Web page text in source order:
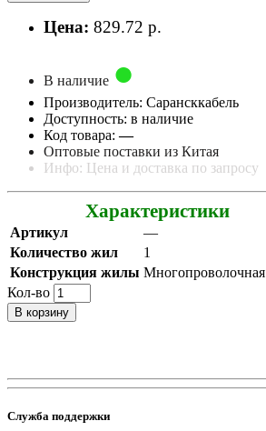
Цена: 829.72 р.
В наличие
Производитель: Сарансккабель
Доступность: в наличие
Код товара:—
Оптовые поставки из Китая
Инфо: Цена и доставка по запросу
Характеристики
Артикул
—
Количество жил
1
Конструкция жилы Многопроволочная
Кол-во
В корзину
Служба поддержки